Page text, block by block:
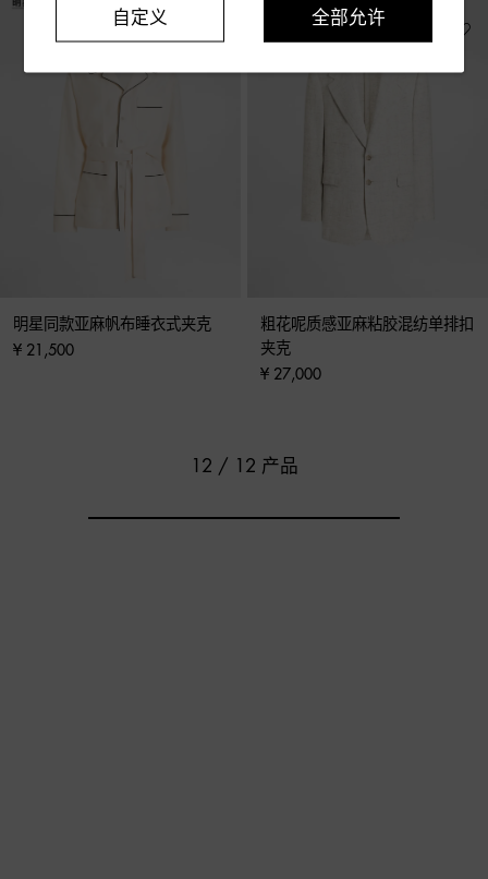
明星同款亚麻帆布睡衣式夹克
¥ 21,500
粗花呢质感亚麻粘胶混纺单排扣
夹克
¥ 27,000
12 / 12 产品
自定义 全部允许